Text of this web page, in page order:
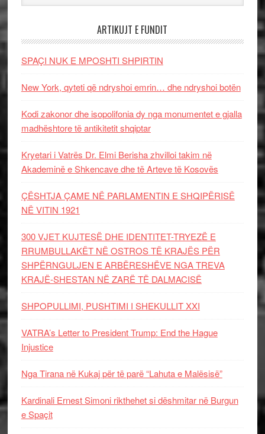
ARTIKUJT E FUNDIT
SPAÇI NUK E MPOSHTI SHPIRTIN
New York, qyteti që ndryshoi emrin… dhe ndryshoi botën
Kodi zakonor dhe isopolifonia dy nga monumentet e gjalla
madhështore të antikitetit shqiptar
Kryetari i Vatrës Dr. Elmi Berisha zhvilloi takim në
Akademinë e Shkencave dhe të Arteve të Kosovës
ÇËSHTJA ÇAME NË PARLAMENTIN E SHQIPËRISË
NË VITIN 1921
300 VJET KUJTESË DHE IDENTITET-TRYEZË E
RRUMBULLAKËT NË OSTROS TË KRAJËS PËR
SHPËRNGULJEN E ARBËRESHËVE NGA TREVA
KRAJË-SHESTAN NË ZARË TË DALMACISË
SHPOPULLIMI, PUSHTIMI I SHEKULLIT XXI
VATRA’s Letter to President Trump: End the Hague
Injustice
Nga Tirana në Kukaj për të parë “Lahuta e Malësisë”
Kardinali Ernest Simoni rikthehet si dëshmitar në Burgun
e Spaçit